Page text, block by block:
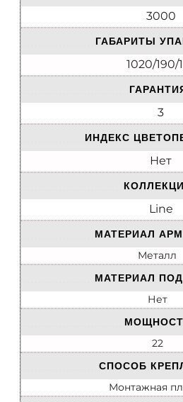
3000
ГАБАРИТЫ
1020/190/
3
ИНДЕКС
Нет
Line
МАТЕРИАЛ
Металл
МАТЕРИАЛ
Нет
22
СПОСОБ
Монтажная